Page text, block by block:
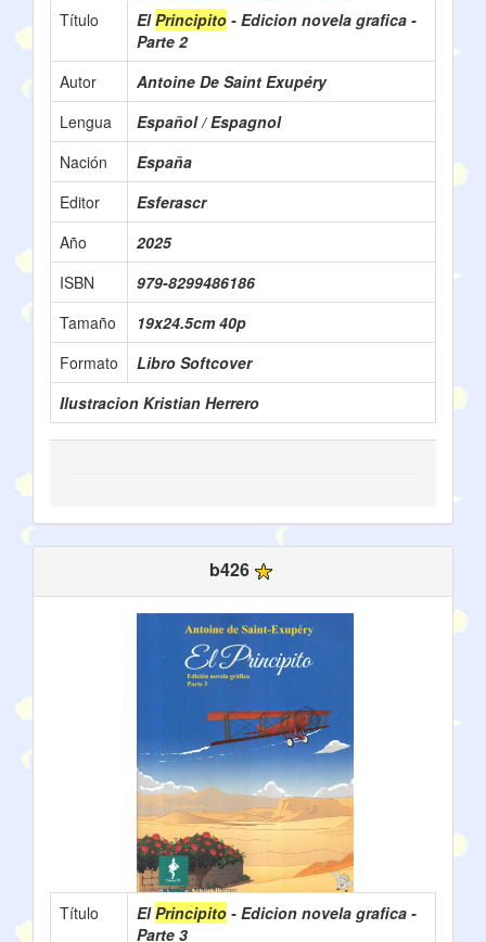
Título ElPrincipito - Edicion novela grafica -
Parte 2
Autor
Antoine De Saint Exupéry
Lengua
Español / Espagnol
Nación
España
Editor
Esferascr
Año
2025
ISBN
‎979-8299486186
Tamaño
19x24.5cm 40p
Formato
Libro Softcover
Ilustracion Kristian Herrero
b426
Título ElPrincipito - Edicion novela grafica -
Parte 3